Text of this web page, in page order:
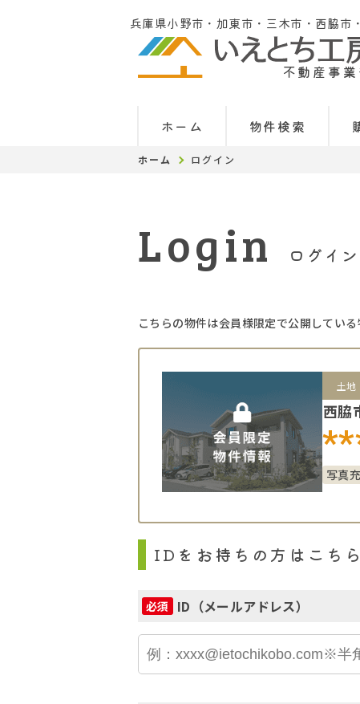
兵庫県小野市・加東市・三木市・西脇市
不動産事業
ホーム 物件検索
ホーム ログイン
Login ログイン
こちらの物件は会員様限定で公開してい
土地
西脇
写真
IDをお持ちの方はこちら
必須 ID（メールアドレス）